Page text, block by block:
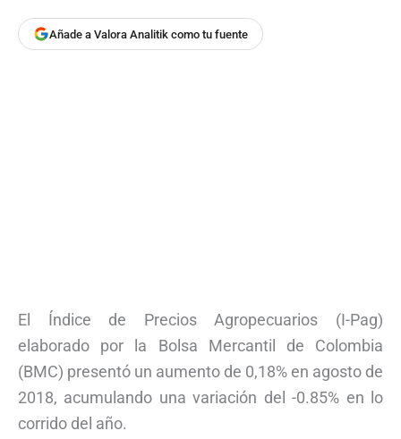
Añade a Valora Analitik como tu fuente
El Índice de Precios Agropecuarios (I-Pag)
elaborado por la Bolsa Mercantil de Colombia
(BMC) presentó un aumento de 0,18% en agosto de
2018, acumulando una variación del -0.85% en lo
corrido del año.